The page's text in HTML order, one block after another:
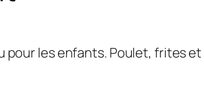
pour les enfants. Poulet, frites et